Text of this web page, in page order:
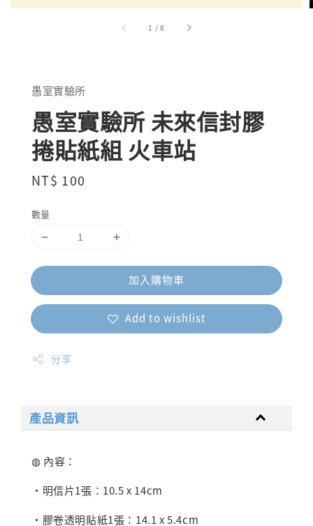
1 /8
愚室實驗所
愚室實驗所 未來信封膠
捲貼紙組 火車站
Regular
NT$ 100
數量
加入購物車
Add to wishlist
分享
產品資訊
◍ 內容：
・明信片1張：10.5 x 14cm
・膠卷透明貼紙1張：14.1 x 5.4cm